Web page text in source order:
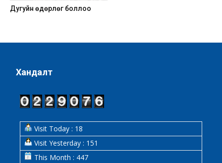
Дугуйн өдөрлөг боллоо
Хандалт
Visit Today : 18
Visit Yesterday : 151
This Month : 447